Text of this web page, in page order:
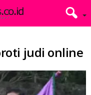
judi online